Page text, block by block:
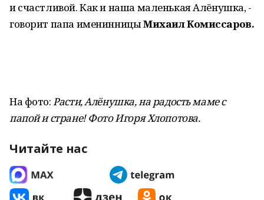
и счастливой. Как и наша маленькая Алёнушка, -
говорит папа именинницыМихаил Комиссаров.
На фото:Расти, Алёнушка, на радость маме с
папой и стране! Фото Игоря Хлопотова.
Читайте нас